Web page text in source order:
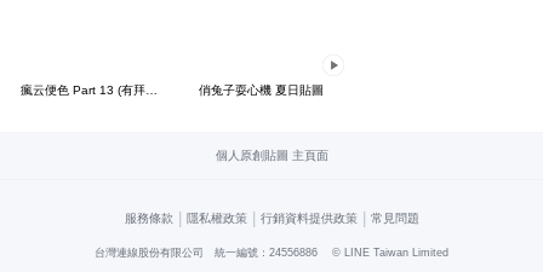
俏兔子耍心機 夏日貼圖
個人原創貼圖 主頁面
服務條款 | 隱私權政策 | 行銷資料提供政策 | 常見問題
台灣連線股份有限公司 統一編號：24556886 © LINE Taiwan Limited